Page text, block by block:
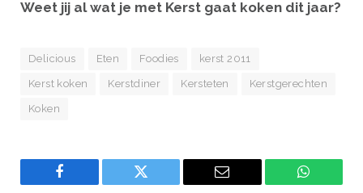
Weet jij al wat je met Kerst gaat koken dit jaar?
Delicious Eten Foodies kerst 2011
Kerst koken Kerstdiner Kersteten Kerstgerechten
Koken
Facebook Twitter Email